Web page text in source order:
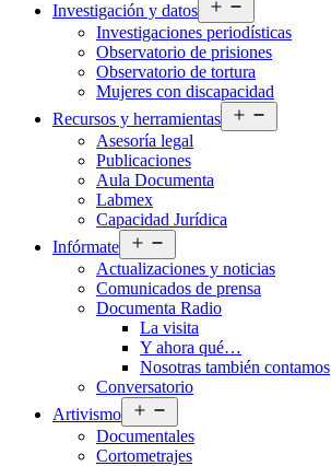
Investigación y datos
el
menú
Investigaciones periodísticas
Observatorio de prisiones
Observatorio de tortura
Mujeres con discapacidad
Recursos y herramientas
el
Asesoría legal
Publicaciones
Aula Documenta
Labmex
Capacidad Jurídica
Infórmate
el
menú
Actualizaciones y noticias
Comunicados de prensa
Documenta Radio
La visita
Y ahora qué…
Nosotras también contamos
Conversatorio
Artivismo
el
menú
Documentales
Cortometrajes